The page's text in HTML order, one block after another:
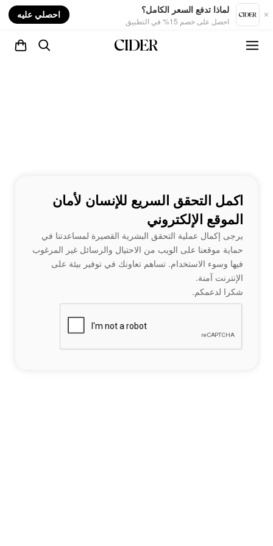
لماذا تدفع السعر الكامل؟
احصل على خصم 15% في التطبيق
احصلي عليه
اكمل التحقق السريع للإنسان لأمان
الموقع الإلكتروني
يرجى إكمال عملية التحقق البشرية القصيرة لمساعدتنا في
حماية موقعنا على الويب من الاحتيال والرسائل غير المرغوب
فيها وسوء الاستخدام. تساهم تعاونك في توفير بيئة على
الإنترنت آمنة.
شكرا لدعمكم.